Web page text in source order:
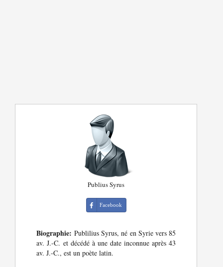
Publius Syrus
Facebook
Biographie: Publilius Syrus, né en Syrie vers 85
av. J.-C. et décédé à une date inconnue après 43
av. J.-C., est un poète latin.